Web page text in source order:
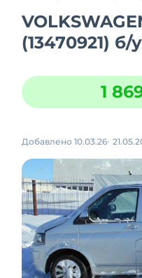
(13470921) б/у
1
Добавлено 10.03.26